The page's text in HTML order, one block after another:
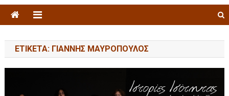
ΕΤΙΚΈΤΑ: ΓΙΆΝΝΗΣ ΜΑΥΡΌΠΟΥΛΟΣ